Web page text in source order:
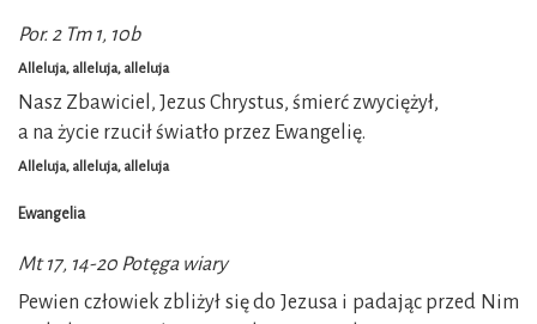
Por. 2 Tm 1, 10b
Alleluja, alleluja, alleluja
Nasz Zbawiciel, Jezus Chrystus, śmierć zwyciężył,
a na życie rzucił światło przez Ewangelię.
Alleluja, alleluja, alleluja
Ewangelia
Mt 17, 14-20 Potęga wiary
Pewien człowiek zbliżył się do Jezusa i padając przed Nim